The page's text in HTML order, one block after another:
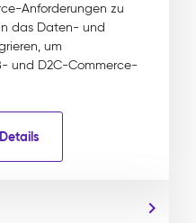
Anforderungen zu
das Daten- und
um
und D2C-Commerce-